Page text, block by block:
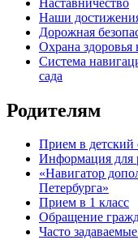
Наши
Дорожная
Охрана здоровья
Система
сада
Родителям
Прием в детский
Информация для
«Навигатор
Петербурга»
Прием в 1 класс
Обращение
Часто